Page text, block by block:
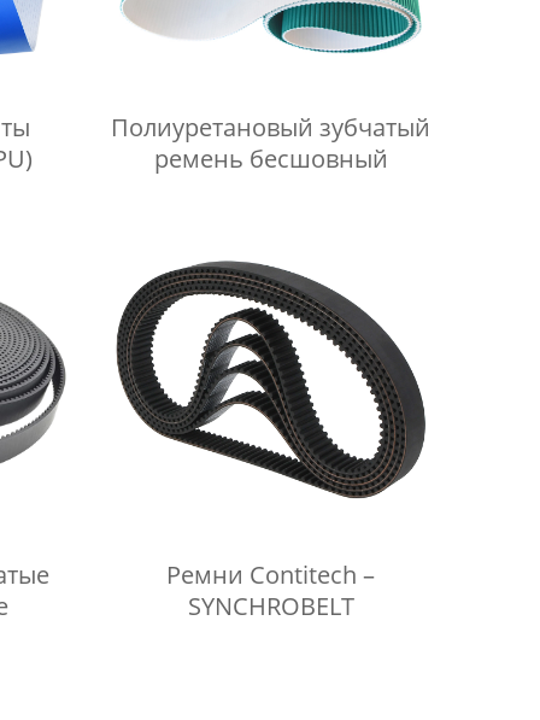
Полиуретановый зубчатый
ремень бесшовный
Ремни Contitech –
SYNCHROBELT